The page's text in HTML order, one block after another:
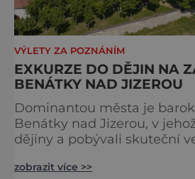
VÝLETY ZA POZNÁNÍM
EXKURZE DO DĚJIN NA
BENÁTKY NAD JIZEROU
Dominantou města je
Benátky nad Jizerou, v
dějiny a pobývali skuteční
tu prováděl svá slavná
zobrazit více >>